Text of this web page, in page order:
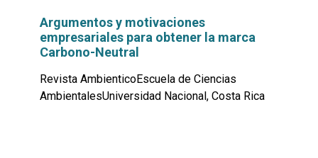
Argumentos y motivaciones
empresariales para obtener la marca
Carbono-Neutral
Revista AmbienticoEscuela de Ciencias
AmbientalesUniversidad Nacional, Costa Rica